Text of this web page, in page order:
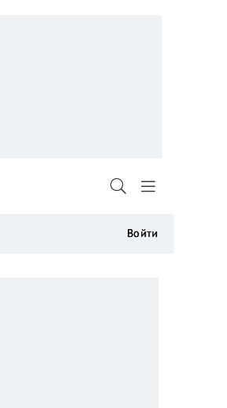
Войти